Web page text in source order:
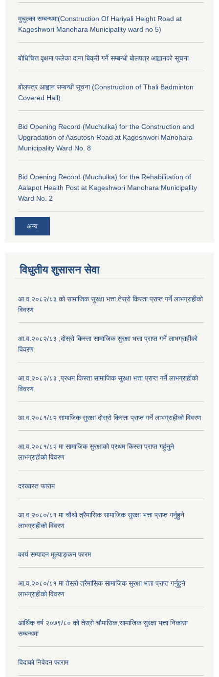
मुचुल्का सम्बन्धमा(Construction Of Hariyali Height Road at
Kageshwori Manohara Municipality ward no 5)
बोधिचित्त वृक्षमा फलेका दाना बिक्री गर्ने सम्बन्धी बोलपत्र आह्वानको सूचना
बोलपत्र आह्वान सम्बन्धी सूचना (Construction of Thali Badminton
Covered Hall)
Bid Opening Record (Muchulka) for the Construction and
Upgradation of Aasutosh Road at Kageshwori Manohara
Municipality Ward No. 8
Bid Opening Record (Muchulka) for the Rehabilitation of
Aalapot Health Post at Kageshwori Manohara Municipality
Ward No. 2
अन्य
विधुतीय शुसासन सेवा
आ.व.२०८२/८३ को सामाजिक सुरक्षा भत्ता तेस्रो किस्ता प्राप्त गर्ने लाभग्राहीको
विवरण
आ.व.२०८२/८३ ,दोस्रो किस्ता सामाजिक सुरक्षा भत्ता प्राप्त गर्ने लाभग्राहीको
विवरण
आ.व.२०८२/८३ ,प्रथम किस्ता सामाजिक सुरक्षा भत्ता प्राप्त गर्ने लाभग्राहीको
विवरण
आ.व.२०८१/८२ सामाजिक सुरक्षा दोस्रो किस्ता प्राप्त गर्ने लाभग्राहीको विवरण
आ.व.२०८१/८२ मा सामाजिक सुरक्षाको प्रथम किस्ता प्राप्त गर्हुनुने
लाभग्राहीको विवरण
दरखास्त फाराम
आ.व.२०८०/८१ मा चौथो त्रैमासिक सामाजिक सुरक्षा भत्ता प्राप्त गर्नुहुने
लाभग्राहीको विवरण
कार्य सम्पादन मूल्याङ्कन फारम
आ.व.२०८०/८१ मा तेस्रो त्रैमासिक सामाजिक सुरक्षा भत्ता प्राप्त गर्नुहुने
लाभग्राहीको विवरण
आर्थिक वर्ष २०७९/८० को तेस्रो चौमासिक,सामाजिक सुरक्षा भत्ता निकासा
सम्बन्धमा
विदाको निवेदन फाराम